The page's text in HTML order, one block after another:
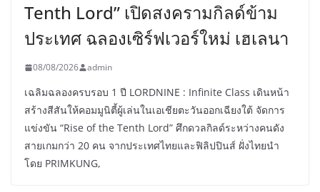
Tenth Lord” เปิดสงครามกิลด์ข้าม
ประเทศ ฉลองเซิร์ฟเวอร์ใหม่ เฮเลนา
08/08/2026 admin
เฉลิมฉลองครบรอบ 1 ปี LORDNINE : Infinite Class เดินหน้า
สร้างสีสันให้คอมมูนิตี้ผู้เล่นในเอเชียตะวันออกเฉียงใต้ จัดการ
แข่งขัน “Rise of the Tenth Lord” ศึกดวลกิลด์ระหว่างคนดัง
สายเกมกว่า 20 คน จากประเทศไทยและฟิลิปปินส์ ฝั่งไทยนำ
โดย PRIMKUNG,